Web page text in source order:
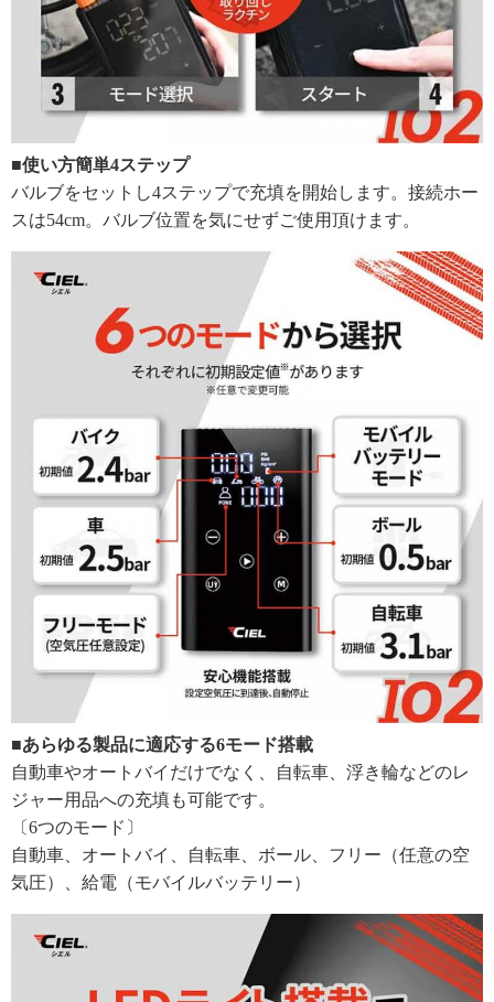
■使い方簡単4ステップ
バルブをセットし4ステップで充填を開始します。接続ホー
スは54cm。バルブ位置を気にせずご使用頂けます。
■あらゆる製品に適応する6モード搭載
自動車やオートバイだけでなく、自転車、浮き輪などのレ
ジャー用品への充填も可能です。
〔6つのモード〕
自動車、オートバイ、自転車、ボール、フリー（任意の空
気圧）、給電（モバイルバッテリー）